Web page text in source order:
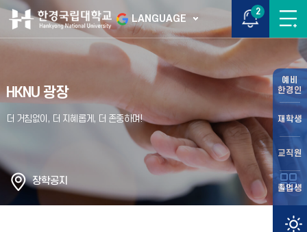
LANGUAGE
2
예비
한경인
재학생
교직원
졸업생
HKNU 광장
장학공지